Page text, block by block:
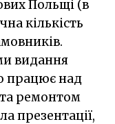
Польщі (в
кількість
видання
працює над
ремонтом
презентації,